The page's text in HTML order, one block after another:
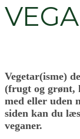
Vegetar(isme)
(frugt og grønt,
med eller uden
siden kan du
veganer.